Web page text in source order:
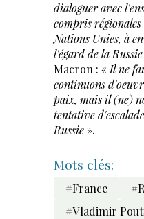
dialoguer avec
compris régionales
Nations Unies, à
l'égard de la Russie
Macron : « Il ne
continuons
paix, mais il (ne)
tentative
Russie».
Mots clés:
#France
#Vladimir